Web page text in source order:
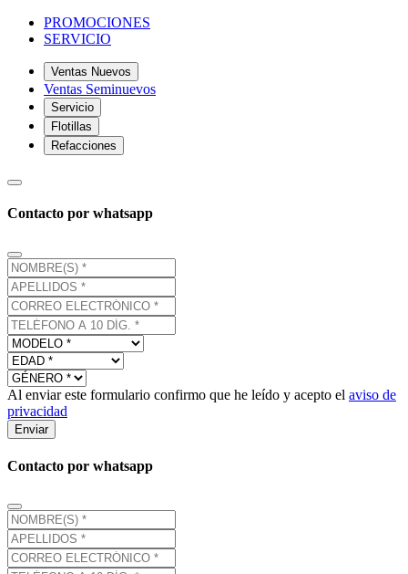
PROMOCIONES
SERVICIO
Ventas Nuevos
Ventas Seminuevos
Servicio
Flotillas
Refacciones
Contacto por whatsapp
Al enviar este formulario confirmo que he leído y acepto el aviso de
privacidad
Enviar
Contacto por whatsapp